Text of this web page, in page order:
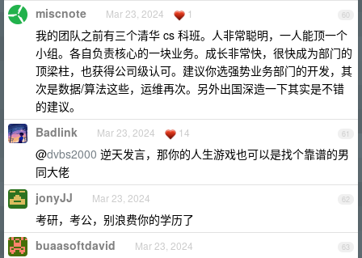
60
miscnote Mar 23, 2024 1
我的团队之前有三个清华 cs 科班。人非常聪明，一人能顶一个
小组。各自负责核心的一块业务。成长非常快，很快成为部门的
顶梁柱，也获得公司级认可。建议你选强势业务部门的开发，其
次是数据/算法这些，运维再次。另外出国深造一下其实是不错
的建议。
61
Badlink Mar 23, 2024 14
@dvbs2000 逆天发言，那你的人生游戏也可以是找个靠谱的男
同大佬
62
jonyJJ Mar 23, 2024
考研，考公，别浪费你的学历了
63
buaasoftdavid Mar 23, 2024